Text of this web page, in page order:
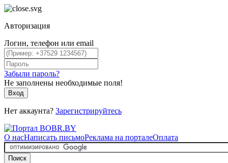
Авторизация
Логин, телефон или email
Забыли пароль?
Не заполнены необходимые поля!
Вход
Нет аккаунта? Зарегистрируйтесь
О насНаписать письмоРеклама на порталеОплата
Поиск